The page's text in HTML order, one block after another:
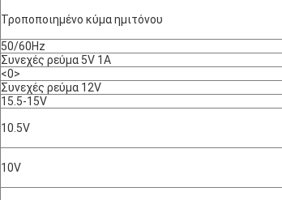
Τροποποιημένο κύμα ημιτόνου
50/60Hz
Συνεχές ρεύμα 5V 1A
<0>
Συνεχές ρεύμα 12V
15.5-15V
10.5V
10V